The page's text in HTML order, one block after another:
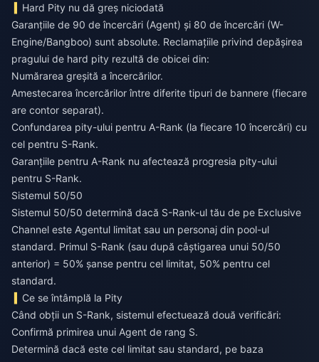
Hard Pity nu dă greș niciodată
Garanțiile de 90 de încercări (Agent) și 80 de încercări (W-
Engine/Bangboo) sunt absolute. Reclamațiile privind depășirea
pragului de hard pity rezultă de obicei din:
Numărarea greșită a încercărilor.
Amestecarea încercărilor între diferite tipuri de bannere (fiecare
are contor separat).
Confundarea pity-ului pentru A-Rank (la fiecare 10 încercări) cu
cel pentru S-Rank.
Garanțiile pentru A-Rank nu afectează progresia pity-ului
pentru S-Rank.
Sistemul 50/50
Sistemul 50/50 determină dacă S-Rank-ul tău de pe Exclusive
Channel este Agentul limitat sau un personaj din pool-ul
standard. Primul S-Rank (sau după câștigarea unui 50/50
anterior) = 50% șanse pentru cel limitat, 50% pentru cel
standard.
Ce se întâmplă la Pity
Când obții un S-Rank, sistemul efectuează două verificări:
Confirmă primirea unui Agent de rang S.
Determină dacă este cel limitat sau standard, pe baza